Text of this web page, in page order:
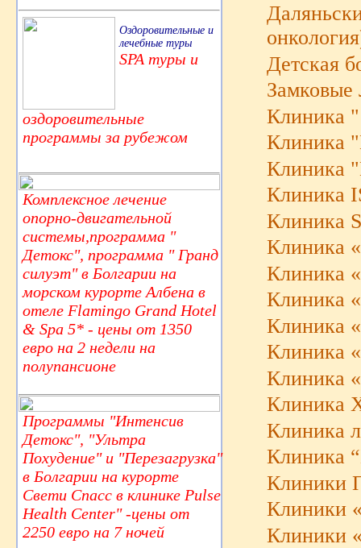
Оздоровительные и
лечебные туры
SPA туры и
оздоровительные
программы за рубежом
Комплексное лечение
опорно-двигательной
системы,программа "
Детокс", программа " Гранд
силуэт" в Болгарии на
морском курорте Албена в
отеле Flamingo Grand Hotel
& Spa 5* - цены от 1350
евро на 2 недели на
полупансионе
Программы "Интенсив
Детокс", "Ультра
Похудение" и "Перезагрузка"
в Болгарии на курорте
Свети Спасс в клинике Pulse
Health Center" -цены от
2250 евро на 7 ночей
Детская
Замковые
Клиника
Клиника
Клиника
Клиника
Клиника
Клиника
Клиника
Клиника
Клиника
Клиника
Клиника
Клиника
Клиника
Клиника
Клиники
Клиники
Клиники